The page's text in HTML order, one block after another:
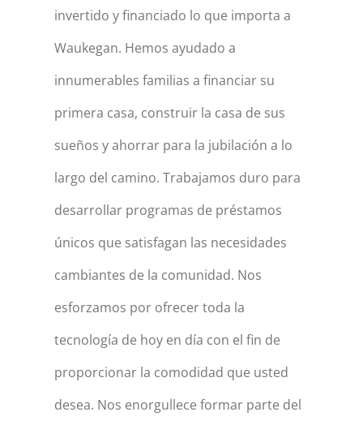
invertido y financiado lo que importa a
Waukegan. Hemos ayudado a
innumerables familias a financiar su
primera casa, construir la casa de sus
sueños y ahorrar para la jubilación a lo
largo del camino. Trabajamos duro para
desarrollar programas de préstamos
únicos que satisfagan las necesidades
cambiantes de la comunidad. Nos
esforzamos por ofrecer toda la
tecnología de hoy en día con el fin de
proporcionar la comodidad que usted
desea. Nos enorgullece formar parte del